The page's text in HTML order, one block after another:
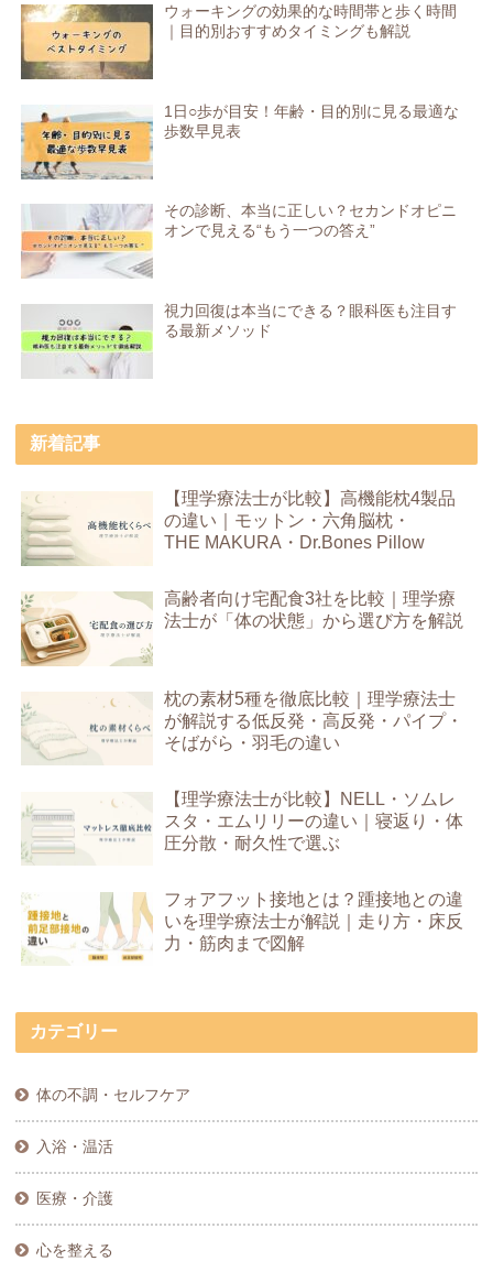
ウォーキングの効果的な時間帯と歩く時間
｜目的別おすすめタイミングも解説
1日○歩が目安！年齢・目的別に見る最適な
歩数早見表
その診断、本当に正しい？セカンドオピニ
オンで見える“もう一つの答え”
視力回復は本当にできる？眼科医も注目す
る最新メソッド
新着記事
【理学療法士が比較】高機能枕4製品
の違い｜モットン・六角脳枕・
THE MAKURA・Dr.Bones Pillow
高齢者向け宅配食3社を比較｜理学療
法士が「体の状態」から選び方を解説
枕の素材5種を徹底比較｜理学療法士
が解説する低反発・高反発・パイプ・
そばがら・羽毛の違い
【理学療法士が比較】NELL・ソムレ
スタ・エムリリーの違い｜寝返り・体
圧分散・耐久性で選ぶ
フォアフット接地とは？踵接地との違
いを理学療法士が解説｜走り方・床反
力・筋肉まで図解
カテゴリー
体の不調・セルフケア
入浴・温活
医療・介護
心を整える